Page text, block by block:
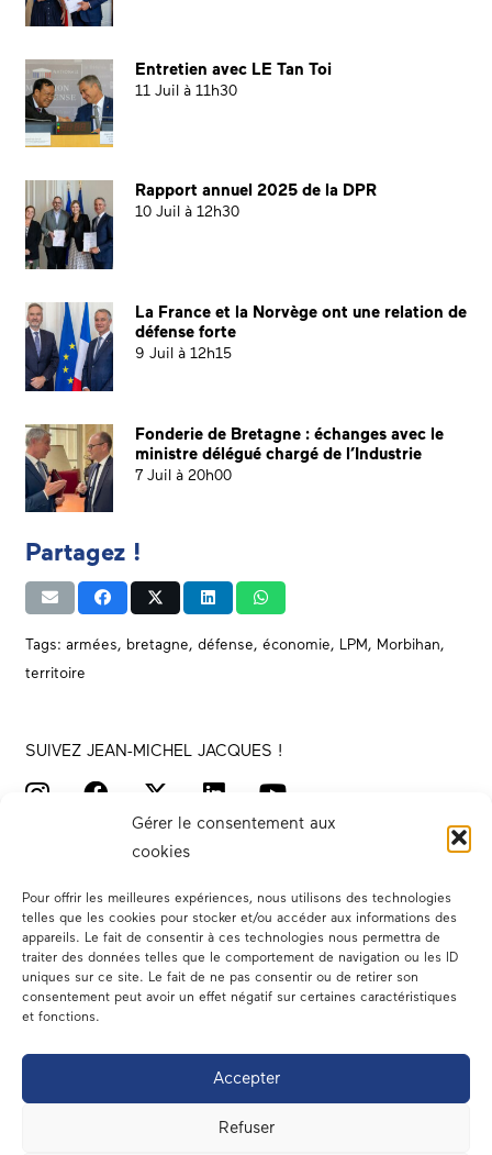
Gérer le consentement aux
cookies
Pour offrir les meilleures expériences, nous utilisons des technologies
telles que les cookies pour stocker et/ou accéder aux informations des
appareils. Le fait de consentir à ces technologies nous permettra de
traiter des données telles que le comportement de navigation ou les ID
uniques sur ce site. Le fait de ne pas consentir ou de retirer son
consentement peut avoir un effet négatif sur certaines caractéristiques
et fonctions.
Accepter
Refuser
Entretien avec LE Tan Toi
11 Juil à 11h30
Rapport annuel 2025 de la DPR
10 Juil à 12h30
La France et la Norvège ont une relation de
défense forte
9 Juil à 12h15
Fonderie de Bretagne : échanges avec le
ministre délégué chargé de l’Industrie
7 Juil à 20h00
Partagez !
Tags: armées, bretagne, défense, économie, LPM, Morbihan,
territoire
SUIVEZ JEAN-MICHEL JACQUES !
Votre député
Dans les médias
En circonscription